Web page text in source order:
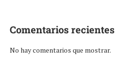
Comentarios recientes
No hay comentarios que mostrar.